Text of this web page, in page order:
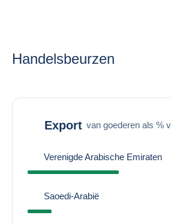
Handelsbeurzen
Export van goederen als %
Verenigde Arabische Emiraten
Saoedi-Arabië